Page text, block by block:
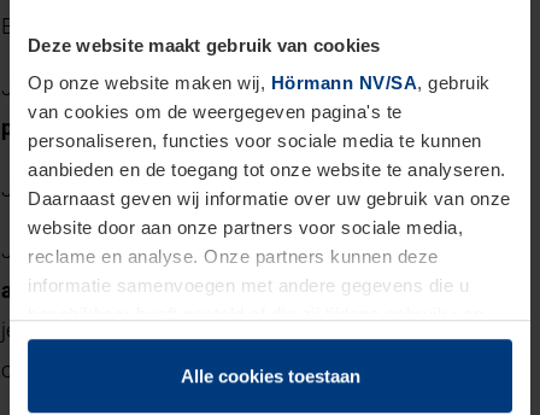
Deze website maakt gebruik van cookies
Op onze website maken wij, Hörmann NV/SA, gebruik
van cookies om de weergegeven pagina's te
personaliseren, functies voor sociale media te kunnen
aanbieden en de toegang tot onze website te analyseren.
Daarnaast geven wij informatie over uw gebruik van onze
website door aan onze partners voor sociale media,
reclame en analyse. Onze partners kunnen deze
informatie samenvoegen met andere gegevens die u
hun diensten hebben verzameld.
Juridisch hebben wij het recht om cookies op uw
Alle cookies toestaan
Elektricien.
Je bent bereid om mee te werken in een
permanentiesysteem
Je kan vlot communiceren met klanten
Je schrikt niet van werken ophoogteen je hebt een
attestheftruck, schaarlift, VCA vol, BA4 en BA5 op zak of
je bent bereid deze te behalen tijdens je tewerkstelling bij
ons